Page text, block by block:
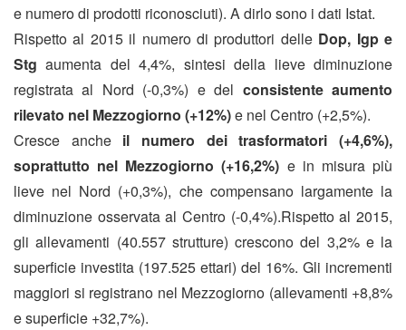
e numero di prodotti riconosciuti). A dirlo sono i dati Istat.
Rispetto al 2015 il numero di produttori delle Dop, Igp e
Stg aumenta del 4,4%, sintesi della lieve diminuzione
registrata al Nord (-0,3%) e del consistente aumento
rilevato nel Mezzogiorno (+12%)e nel Centro (+2,5%).
Cresce ancheil numero dei trasformatori (+4,6%),
soprattutto nel Mezzogiorno (+16,2%) e in misura più
lieve nel Nord (+0,3%), che compensano largamente la
diminuzione osservata al Centro (-0,4%).Rispetto al 2015,
gli allevamenti (40.557 strutture) crescono del 3,2% e la
superficie investita (197.525 ettari) del 16%. Gli incrementi
maggiori si registrano nel Mezzogiorno (allevamenti +8,8%
e superficie +32,7%).